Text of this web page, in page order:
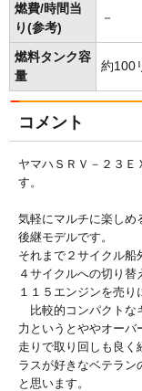
燃費/時間当
り(参考)
－
燃料タンク容
量
約100
コメント
ヤマハＳＲＶ－２３
す。
気軽にマルチに楽しめ
後継モデルです。
それまで２サイクル船
４サイクルへの切り
１１５エンジンを売り
比較的コンパクトな
力というとややオーバ
走りで取り回しも良く
ラスが好きなベテラン
と思います。